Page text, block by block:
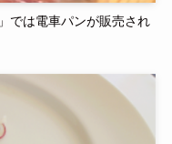
では電車パンが販売され